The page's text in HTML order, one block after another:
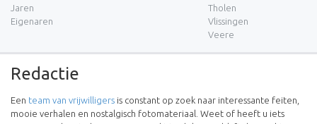
Jaren
Eigenaren
Tholen
Vlissingen
Veere
Redactie
Een team van vrijwilligers is constant op zoek naar interessante feiten,
mooie verhalen en nostalgisch fotomateriaal. Weet of heeft u iets